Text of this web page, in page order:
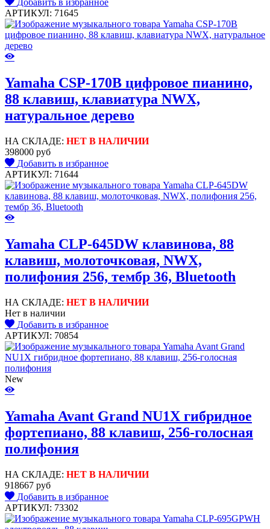
Добавить в избранное
АРТИКУЛ: 71645
Yamaha CSP-170B цифровое пианино,
88 клавиш, клавиатура NWX,
натуральное дерево
НА СКЛАДЕ: НЕТ В НАЛИЧИИ
398000 руб
Добавить в избранное
АРТИКУЛ: 71644
Yamaha CLP-645DW клавинова, 88
клавиш, молоточковая, NWX,
полифония 256, тембр 36, Bluetooth
НА СКЛАДЕ: НЕТ В НАЛИЧИИ
Нет в наличии
Добавить в избранное
АРТИКУЛ: 70854
New
Yamaha Avant Grand NU1X гибридное
фортепиано, 88 клавиш, 256-голосная
полифония
НА СКЛАДЕ: НЕТ В НАЛИЧИИ
918667 руб
Добавить в избранное
АРТИКУЛ: 73302